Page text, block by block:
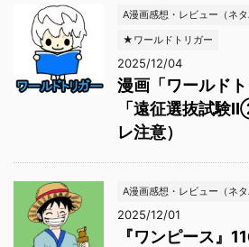
A漫画感想・レビュー（ネタ
★ワールドトリガー
2025/12/04
漫画「ワールド
「遠征選抜試
レ注意）
A漫画感想・レビュー（ネタ
2025/12/01
『ワンピース』